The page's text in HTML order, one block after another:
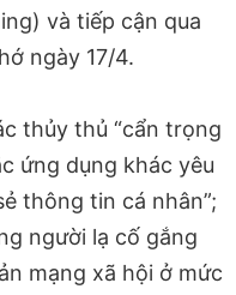
và tiếp cận qua
ngày 17/4.
thủy thủ “cẩn trọng
ứng dụng khác yêu
thông tin cá nhân”;
người lạ cố gắng
mạng xã hội ở mức